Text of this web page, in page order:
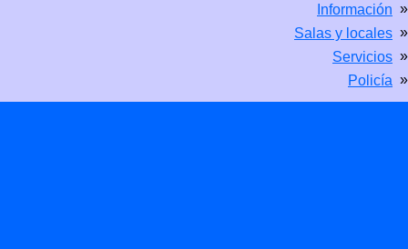
Información »
Salas y locales »
Servicios »
Policía »